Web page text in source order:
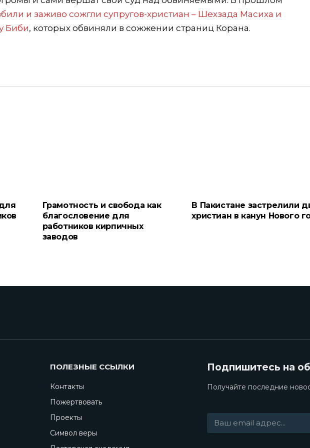
и заживо сожгли супругов-христиан – Шехзада Масиха и
Биби, которых обвиняли в сожжении страниц Корана.
Грамотность и свобода как
благословение для
работников кирпичных
заводов
В Пакистане застрелили
христиан в канун Нового
ПОЛЕЗНЫЕ ССЫЛКИ
Контакты
Пожертвовать
Проекты
Символ веры
Подпишитесь на
Получайте последние